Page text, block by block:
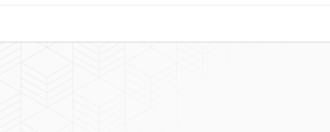
eingebettet in die Berge. Die
die perfekte Kulisse für ihr
Erzählungen zu weben, hat ihr einen